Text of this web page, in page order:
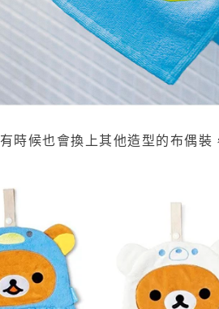
時候也會換上其他造型的布偶裝